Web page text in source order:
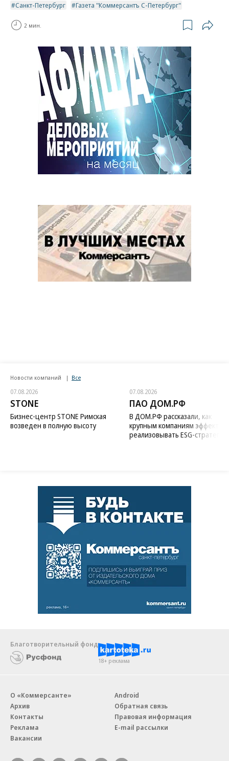
Санкт-Петербург
Газета "Коммерсантъ С-Петербург"
2 мин.
Новости компаний Все
07.08.2026
STONE
Бизнес-центр STONE Римская
возведен в полную высоту
07.08.2026
ПАО ДОМ.РФ
В ДОМ.РФ рассказали, как
крупным компаниям
реализовывать ESG-стратегию
Благотворительный фонд
18+ реклама
О «Коммерсанте»
Архив
Контакты
Реклама
Вакансии
Android
Обратная связь
Правовая информация
E-mail рассылки